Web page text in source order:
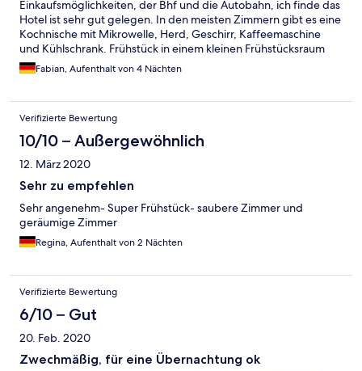
war. Das Frühstück war in Ordnung. Corona
Hygienemaßnahmen wurde hier gut umgesetzt. Das Personal
beim Frühstück und an der Rezeption war stets freundlich und
zuvorkommend. Was man leider vom Zimmerservice nicht
sagen kann.
Einkaufsmöglichkeiten, der Bhf und die Autobahn, ich finde das
Hotel ist sehr gut gelegen. In den meisten Zimmern gibt es eine
Kochnische mit Mikrowelle, Herd, Geschirr, Kaffeemaschine
und Kühlschrank. Frühstück in einem kleinen Frühstücksraum
war auch verfügbar. Ich würde wieder kommen.
Fabian, Aufenthalt von 4 Nächten
Verifizierte Bewertung
10/10 – Außergewöhnlich
12. März 2020
Sehr zu empfehlen
Sehr angenehm- Super Frühstück- saubere Zimmer und
geräumige Zimmer
Regina, Aufenthalt von 2 Nächten
Verifizierte Bewertung
6/10 – Gut
20. Feb. 2020
Zwechmäßig, für eine Übernachtung ok